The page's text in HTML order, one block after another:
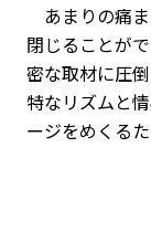
あまりの痛
閉じることが
密な取材に圧
特なリズムと
ージをめくる